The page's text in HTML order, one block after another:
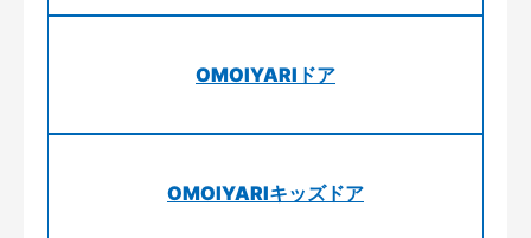
OMOIYARIドア
OMOIYARIキッズドア